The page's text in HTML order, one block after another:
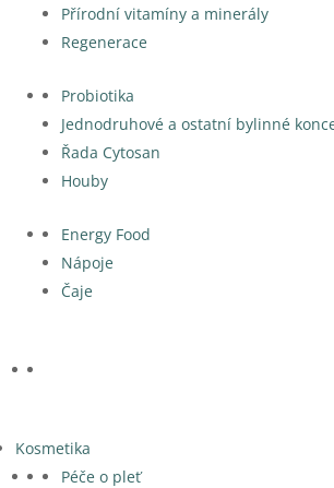
Přírodní vitamíny a minerály
Regenerace
Probiotika
Jednodruhové a ostatní bylinné
Řada Cytosan
Houby
Energy Food
Nápoje
Čaje
Kosmetika
Péče o pleť